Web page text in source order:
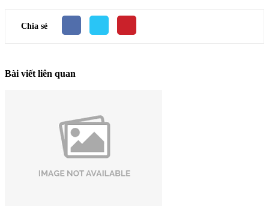
Chia sẻ
Bài viết liên quan